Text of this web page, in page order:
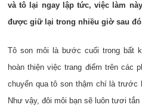
và tô lại ngay lập tức, việc làm
được giữ lại trong nhiều giờ sau
Tô son môi là bước cuối trong bất
hoàn thiện việc trang điểm trên các
chuyển qua tô son thậm chí là
Như vậy, đôi môi bạn sẽ luôn tươi tắn